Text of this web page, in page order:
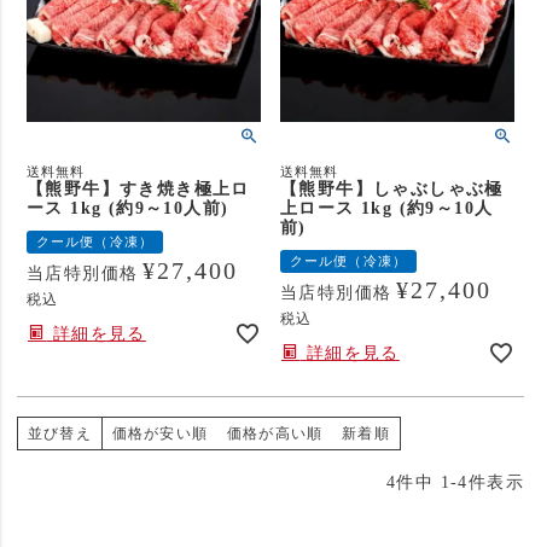
送料無料
【熊野牛】すき焼き極上ロ
ース 1kg (約9～10人前)
クール便（冷凍）
当店特別価格 ¥27,400
税込
詳細を見る
送料無料
【熊野牛】しゃぶしゃぶ極
上ロース 1kg (約9～10人
前)
クール便（冷凍）
当店特別価格 ¥27,400
税込
詳細を見る
並び替え 価格が安い順 価格が高い順 新着順
4件中 1 -4件表示